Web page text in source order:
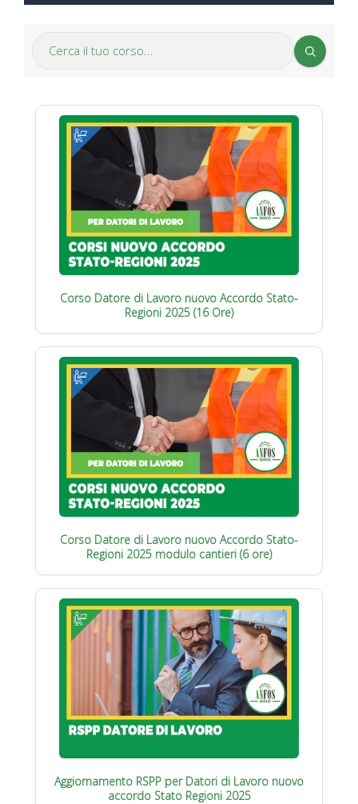
Corso Datore di Lavoro nuovo Accordo Stato-
Regioni 2025 (16 Ore)
Corso Datore di Lavoro nuovo Accordo Stato-
Regioni 2025 modulo cantieri (6 ore)
Aggiornamento RSPP per Datori di Lavoro nuovo
accordo Stato Regioni 2025